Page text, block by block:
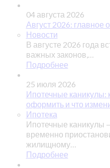
04 августа 2026
Август 2026: главное
Новости
В августе 2026 года
важных законов,…
Подробнее
25 июля 2026
Ипотечные каникулы:
оформить и что
Ипотека
Ипотечные каникулы
временно
жилищному…
Подробнее